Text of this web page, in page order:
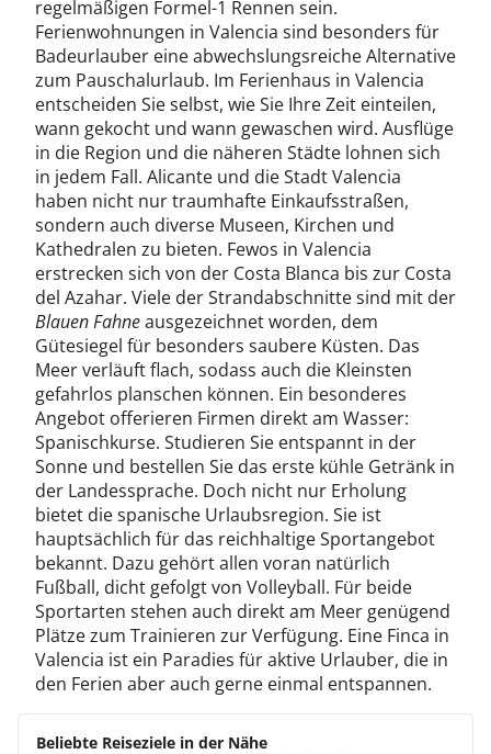
regelmäßigen Formel-1 Rennen sein.
Ferienwohnungen in Valencia sind besonders für
Badeurlauber eine abwechslungsreiche Alternative
zum Pauschalurlaub. Im Ferienhaus in Valencia
entscheiden Sie selbst, wie Sie Ihre Zeit einteilen,
wann gekocht und wann gewaschen wird. Ausflüge
in die Region und die näheren Städte lohnen sich
in jedem Fall. Alicante und die Stadt Valencia
haben nicht nur traumhafte Einkaufsstraßen,
sondern auch diverse Museen, Kirchen und
Kathedralen zu bieten. Fewos in Valencia
erstrecken sich von der Costa Blanca bis zur Costa
del Azahar. Viele der Strandabschnitte sind mit der
Blauen Fahneausgezeichnet worden, dem
Gütesiegel für besonders saubere Küsten. Das
Meer verläuft flach, sodass auch die Kleinsten
gefahrlos planschen können. Ein besonderes
Angebot offerieren Firmen direkt am Wasser:
Spanischkurse. Studieren Sie entspannt in der
Sonne und bestellen Sie das erste kühle Getränk in
der Landessprache. Doch nicht nur Erholung
bietet die spanische Urlaubsregion. Sie ist
hauptsächlich für das reichhaltige Sportangebot
bekannt. Dazu gehört allen voran natürlich
Fußball, dicht gefolgt von Volleyball. Für beide
Sportarten stehen auch direkt am Meer genügend
Plätze zum Trainieren zur Verfügung. Eine Finca in
Valencia ist ein Paradies für aktive Urlauber, die in
den Ferien aber auch gerne einmal entspannen.
Beliebte Reiseziele in der Nähe